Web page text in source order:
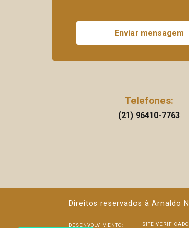
Enviar mensagem
Telefones:
(21) 96410-7763
Direitos reservados à Arnaldo
DESENVOLVIMENTO: SITE